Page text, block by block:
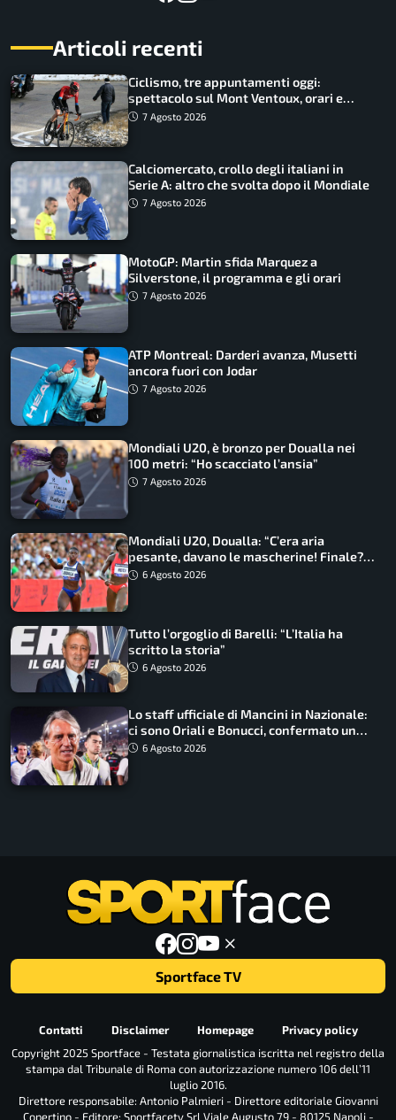
Articoli recenti
Ciclismo, tre appuntamenti oggi:
spettacolo sul Mont Ventoux, orari e
come vederli
7 Agosto 2026
Calciomercato, crollo degli italiani in
Serie A: altro che svolta dopo il Mondiale
7 Agosto 2026
MotoGP: Martin sfida Marquez a
Silverstone, il programma e gli orari
7 Agosto 2026
ATP Montreal: Darderi avanza, Musetti
ancora fuori con Jodar
7 Agosto 2026
Mondiali U20, è bronzo per Doualla nei
100 metri: “Ho scacciato l’ansia”
7 Agosto 2026
Mondiali U20, Doualla: “C’era aria
pesante, davano le mascherine! Finale?
Non ho nulla da perdere”
6 Agosto 2026
Tutto l’orgoglio di Barelli: “L’Italia ha
scritto la storia”
6 Agosto 2026
Lo staff ufficiale di Mancini in Nazionale:
ci sono Oriali e Bonucci, confermato un
ritorno
6 Agosto 2026
Sportface TV
Contatti Disclaimer Homepage
Privacy policy
Copyright 2025 Sportface - Testata giornalistica iscritta nel registro della
stampa dal Tribunale di Roma con autorizzazione numero 106 dell’11
luglio 2016.
Direttore responsabile: Antonio Palmieri - Direttore editoriale Giovanni
Copertino - Editore: Sportfacetv Srl Viale Augusto 79 - 80125 Napoli -